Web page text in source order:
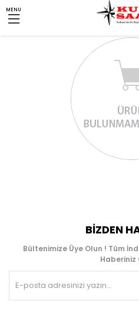
MENU
BIZDEN
Bültenimize Üye Olun ! Tüm
Haberiniz